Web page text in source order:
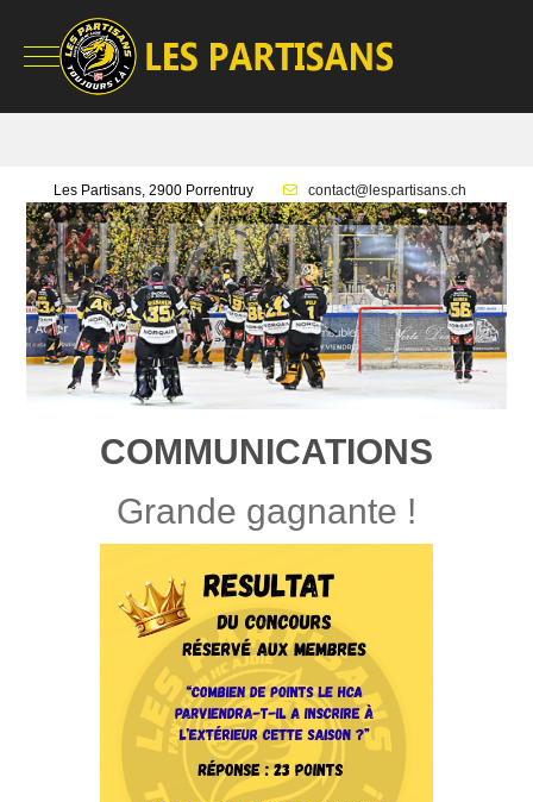
Mobile Menu Toggle
Les Partisans, 2900 Porrentruy contact@lespartisans.ch
COMMUNICATIONS
Grande gagnante !